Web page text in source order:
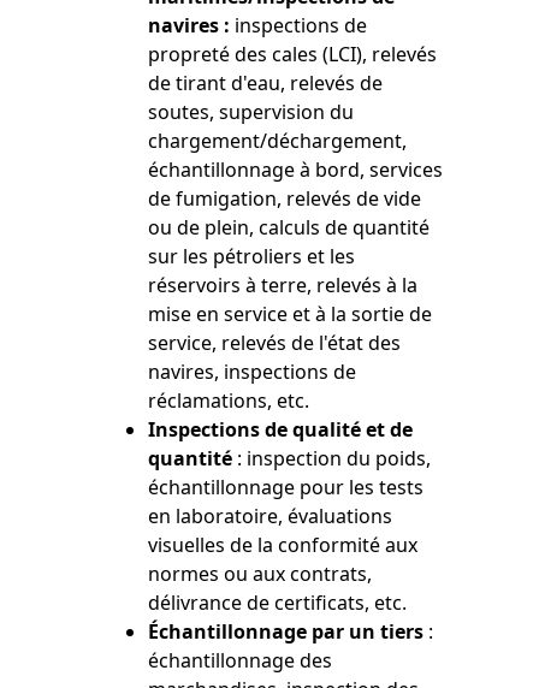
navires : inspections de
propreté des cales (LCI), relevés
de tirant d'eau, relevés de
soutes, supervision du
chargement/déchargement,
échantillonnage à bord, services
de fumigation, relevés de vide
ou de plein, calculs de quantité
sur les pétroliers et les
réservoirs à terre, relevés à la
mise en service et à la sortie de
service, relevés de l'état des
navires, inspections de
réclamations, etc.
Inspections de qualité et de
quantité : inspection du poids,
échantillonnage pour les tests
en laboratoire, évaluations
visuelles de la conformité aux
normes ou aux contrats,
délivrance de certificats, etc.
Échantillonnage par un tiers :
échantillonnage des